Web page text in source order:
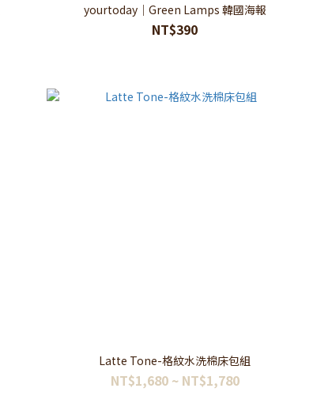
yourtoday｜Green Lamps 韓國海報
NT$390
Latte Tone-格紋水洗棉床包組
NT$1,680 ~ NT$1,780